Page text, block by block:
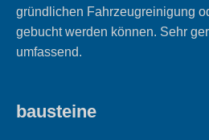
gründlichen Fahrzeugreinigung
gebucht werden können. Sehr
umfassend.
bausteine